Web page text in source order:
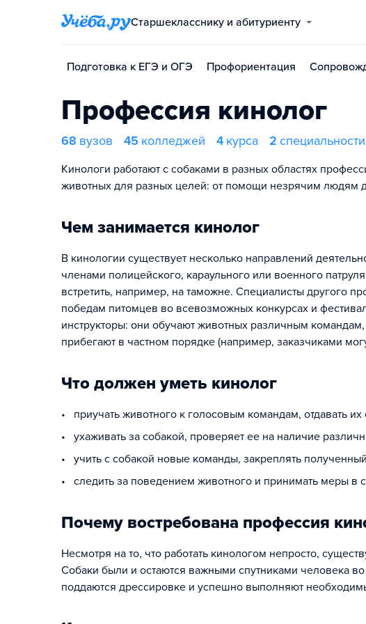
Старшекласснику и абитуриенту
Подготовка к ЕГЭ и ОГЭ Профориентация
Профессия кинолог
68 вузов 45 колледжей 4 курса 2 специальности
Кинологи работают с собаками в разных областях
животных для разных целей: от помощи незрячим людям
Чем занимается кинолог
В кинологии существует несколько направлений
членами полицейского, караульного или военного
встретить, например, на таможне. Специалисты другого
победам питомцев во всевозможных конкурсах и
инструкторы: они обучают животных различным
прибегают в частном порядке (например, заказчиками
Что должен уметь кинолог
• приучать животного к голосовым командам, отдавать
• ухаживать за собакой, проверяет ее на наличие
• учить с собакой новые команды, закреплять
• следить за поведением животного и принимать меры в
Почему востребована профессия
Несмотря на то, что работать кинологом непросто,
Собаки были и остаются важными спутниками человека
поддаются дрессировке и успешно выполняют